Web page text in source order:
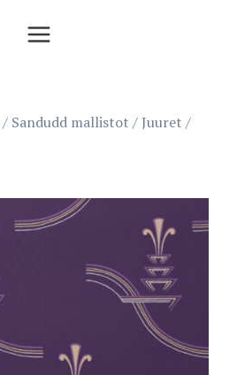
/ Sandudd mallistot / Juuret /